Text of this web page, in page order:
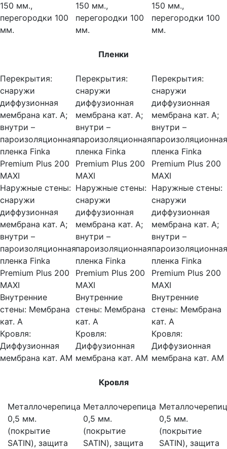
150 мм.,
перегородки 100
мм.
150 мм.,
перегородки 100
мм.
150 мм.,
перегородки 100
мм.
Пленки
Перекрытия:
снаружи
диффузионная
мембрана кат. А;
внутри –
пароизоляционная
пленка Finka
Premium Plus 200
MAXI
Наружные стены:
снаружи
диффузионная
мембрана кат. А;
внутри –
пароизоляционная
пленка Finka
Premium Plus 200
MAXI
Внутренние
стены: Мембрана
кат. А
Кровля:
Диффузионная
мембрана кат. АМ
Перекрытия:
снаружи
диффузионная
мембрана кат. А;
внутри –
пароизоляционная
пленка Finka
Premium Plus 200
MAXI
Наружные стены:
снаружи
диффузионная
мембрана кат. А;
внутри –
пароизоляционная
пленка Finka
Premium Plus 200
MAXI
Внутренние
стены: Мембрана
кат. А
Кровля:
Диффузионная
мембрана кат. АМ
Перекрытия:
снаружи
диффузионная
мембрана кат. А;
внутри –
пароизоляционная
пленка Finka
Premium Plus 200
MAXI
Наружные стены:
снаружи
диффузионная
мембрана кат. А;
внутри –
пароизоляционная
пленка Finka
Premium Plus 200
MAXI
Внутренние
стены:Мембрана
кат. А
Кровля:
Диффузионная
мембрана кат. АМ
Кровля
Металлочерепица
0,5 мм.
(покрытие
SATIN), защита
Металлочерепица
0,5 мм.
(покрытие
SATIN), защита
0,5 мм.
(покрытие
SATIN), защита